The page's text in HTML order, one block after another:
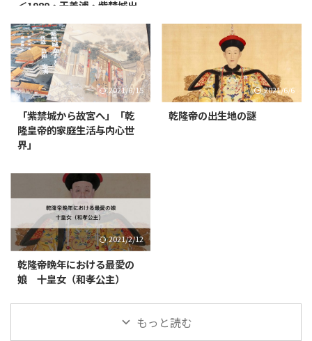
＜1989・于善浦・紫禁城出
版社＞を読む）
2021/6/15
「紫禁城から故宮へ」「乾
隆皇帝的家庭生活与内心世
界」
2021/6/6
乾隆帝の出生地の謎
2021/2/12
乾隆帝晩年における最愛の
娘 十皇女（和孝公主）
もっと読む